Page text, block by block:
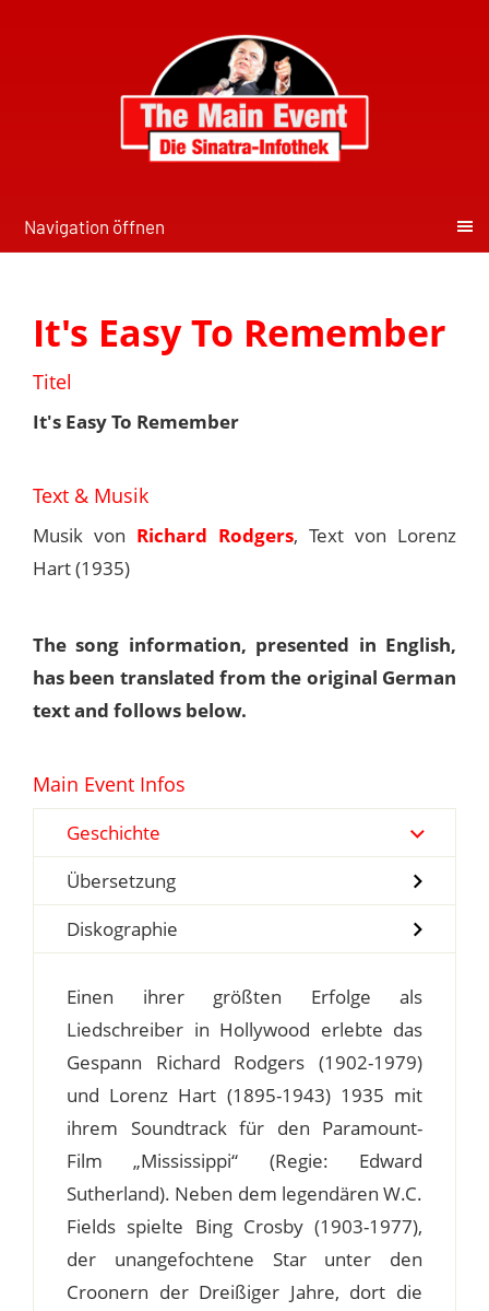
Navigation öffnen
It's Easy To Remember
Titel
It's Easy To Remember
Text & Musik
Musik von Richard Rodgers, Text von Lorenz
Hart (1935)
The song information, presented in English,
has been translated from the original German
text and follows below.
Main Event Infos
Geschichte
Übersetzung
Diskographie
Einen ihrer größten Erfolge als
Liedschreiber in Hollywood erlebte das
Gespann Richard Rodgers (1902-1979)
und Lorenz Hart (1895-1943) 1935 mit
ihrem Soundtrack für den Paramount-
Film „Mississippi“ (Regie: Edward
Sutherland). Neben dem legendären W.C.
Fields spielte Bing Crosby (1903-1977),
der unangefochtene Star unter den
Croonern der Dreißiger Jahre, dort die